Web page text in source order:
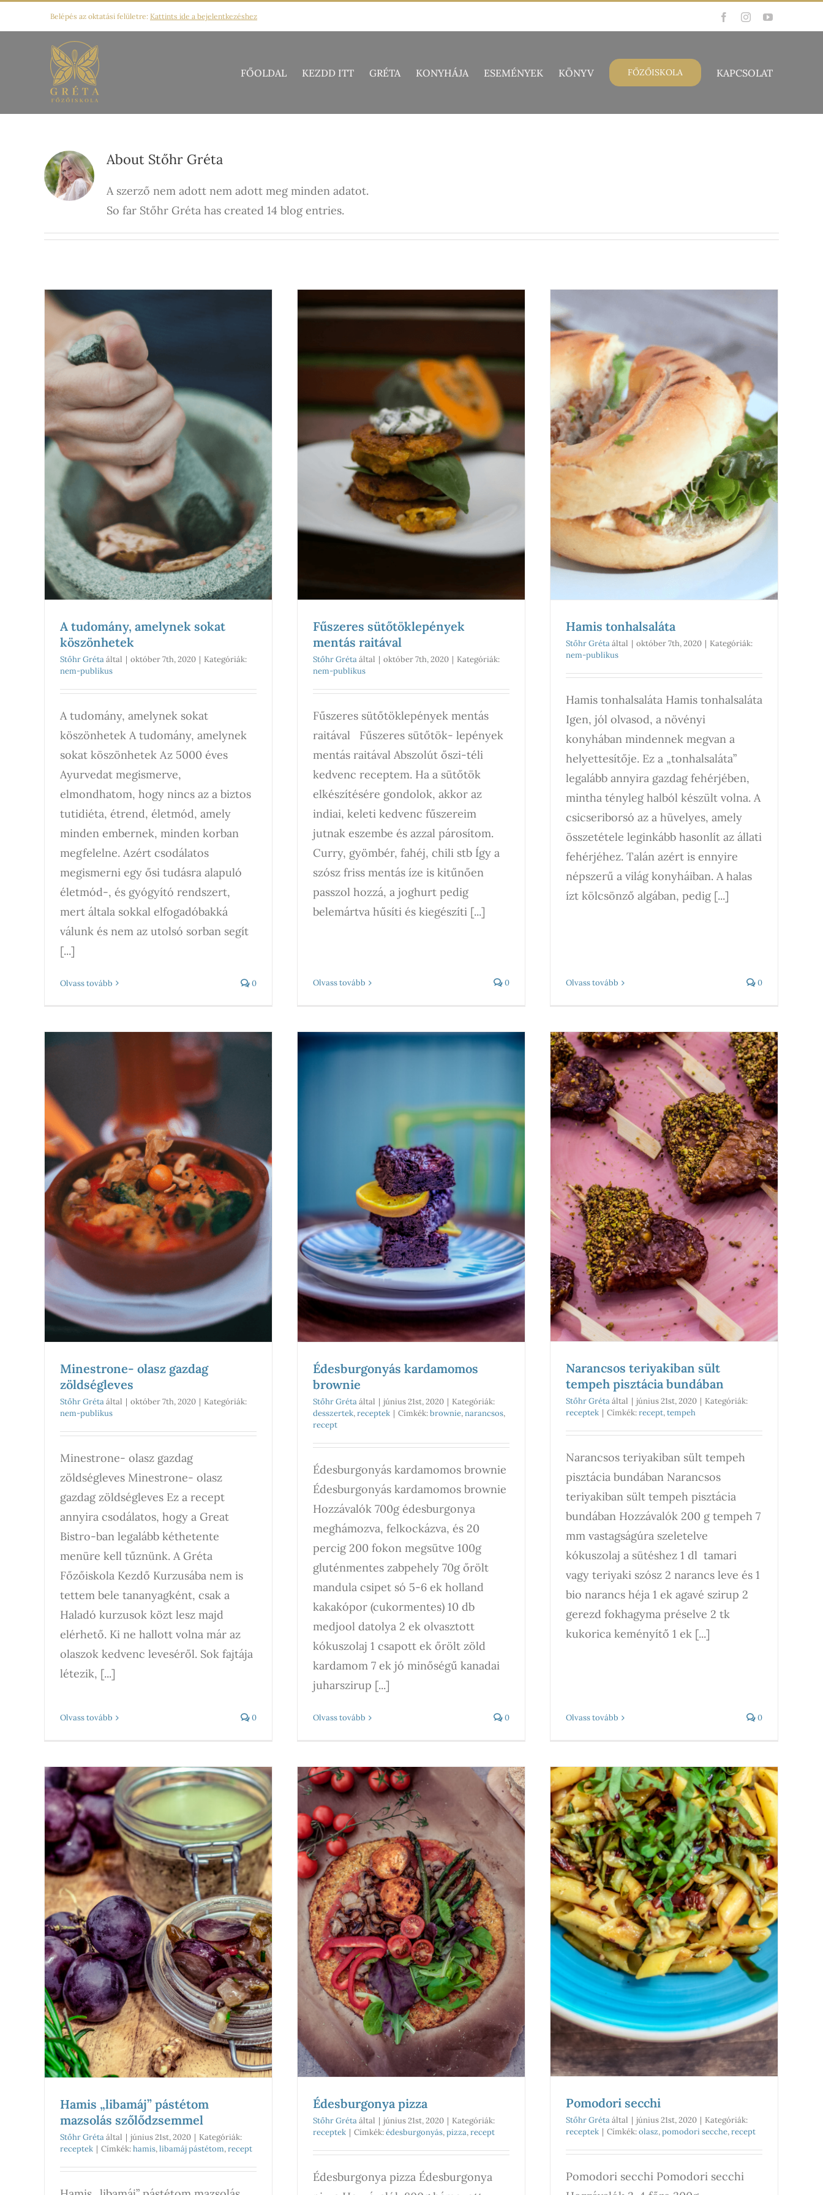
Belépés az oktatási felületre: Kattints ide a bejelentkezéshez FacebookInstagramYouTube
FŐOLDAL KEZDD ITT GRÉTA KONYHÁJA ESEMÉNYEK KÖNYV FŐZŐISKOLA KAPCSOLAT
About Stőhr Gréta
A szerző nem adott nem adott meg minden adatot.
So far Stőhr Gréta has created 14 blog entries.
A tudomány, amelynek sokat
köszönhetek
Stőhr Grétaáltal | október 7th, 2020 | Kategóriák:
nem-publikus
A tudomány, amelynek sokat
köszönhetek A tudomány, amelynek
sokat köszönhetek Az 5000 éves
Ayurvedat megismerve,
elmondhatom, hogy nincs az a biztos
tutidiéta, étrend, életmód, amely
minden embernek, minden korban
megfelelne. Azért csodálatos
megismerni egy ősi tudásra alapuló
életmód-, és gyógyító rendszert,
mert általa sokkal elfogadóbakká
válunk és nem az utolsó sorban segít
[...]
Olvass tovább 0
Fűszeres sütőtöklepények
mentás raitával
Stőhr Grétaáltal | október 7th, 2020 | Kategóriák:
nem-publikus
Fűszeres sütőtöklepények mentás
raitával Fűszeres sütőtök- lepények
mentás raitával Abszolút őszi-téli
kedvenc receptem. Ha a sütőtök
elkészítésére gondolok, akkor az
indiai, keleti kedvenc fűszereim
jutnak eszembe és azzal párosítom.
Curry, gyömbér, fahéj, chili stb Így a
szósz friss mentás íze is kitűnően
passzol hozzá, a joghurt pedig
belemártva hűsíti és kiegészíti [...]
Olvass tovább 0
Hamis tonhalsaláta
Stőhr Grétaáltal | október 7th, 2020 | Kategóriák:
nem-publikus
Hamis tonhalsaláta Hamis tonhalsaláta
Igen, jól olvasod, a növényi
konyhában mindennek megvan a
helyettesítője. Ez a „tonhalsaláta”
legalább annyira gazdag fehérjében,
mintha tényleg halból készült volna. A
csicseriborsó az a hüvelyes, amely
összetétele leginkább hasonlít az állati
fehérjéhez. Talán azért is ennyire
népszerű a világ konyháiban. A halas
ízt kölcsönző algában, pedig [...]
Olvass tovább 0
Minestrone- olasz gazdag
zöldségleves
Stőhr Grétaáltal | október 7th, 2020 | Kategóriák:
nem-publikus
Minestrone- olasz gazdag
zöldségleves Minestrone- olasz
gazdag zöldségleves Ez a recept
annyira csodálatos, hogy a Great
Bistro-ban legalább kéthetente
menüre kell tűznünk. A Gréta
Főzőiskola Kezdő Kurzusába nem is
tettem bele tananyagként, csak a
Haladó kurzusok közt lesz majd
elérhető. Ki ne hallott volna már az
olaszok kedvenc leveséről. Sok fajtája
létezik, [...]
Olvass tovább 0
Édesburgonyás kardamomos
brownie
Stőhr Grétaáltal | június 21st, 2020 | Kategóriák:
desszertek,receptek | Címkék:brownie,narancsos,
recept
Édesburgonyás kardamomos brownie
Édesburgonyás kardamomos brownie
Hozzávalók 700g édesburgonya
meghámozva, felkockázva, és 20
percig 200 fokon megsütve 100g
gluténmentes zabpehely 70g őrölt
mandula csipet só 5-6 ek holland
kakakópor (cukormentes) 10 db
medjool datolya 2 ek olvasztott
kókuszolaj 1 csapott ek őrölt zöld
kardamom 7 ek jó minőségű kanadai
juharszirup [...]
Olvass tovább 0
Narancsos teriyakiban sült
tempeh pisztácia bundában
Stőhr Grétaáltal | június 21st, 2020 | Kategóriák:
receptek | Címkék:recept,tempeh
Narancsos teriyakiban sült tempeh
pisztácia bundában Narancsos
teriyakiban sült tempeh pisztácia
bundában Hozzávalók 200 g tempeh 7
mm vastagságúra szeletelve
kókuszolaj a sütéshez 1 dl tamari
vagy teriyaki szósz 2 narancs leve és 1
bio narancs héja 1 ek agavé szirup 2
gerezd fokhagyma préselve 2 tk
kukorica keményítő 1 ek [...]
Olvass tovább 0
Hamis „libamáj” pástétom
mazsolás szőlődzsemmel
Stőhr Grétaáltal | június 21st, 2020 | Kategóriák:
receptek | Címkék:hamis,libamáj pástétom,recept
Édesburgonya pizza
Stőhr Grétaáltal | június 21st, 2020 | Kategóriák:
receptek | Címkék:édesburgonyás,pizza,recept
Édesburgonya pizza Édesburgonya
Pomodori secchi
Stőhr Grétaáltal | június 21st, 2020 | Kategóriák:
receptek | Címkék:olasz,pomodori secche,recept
Pomodori secchi Pomodori secchi